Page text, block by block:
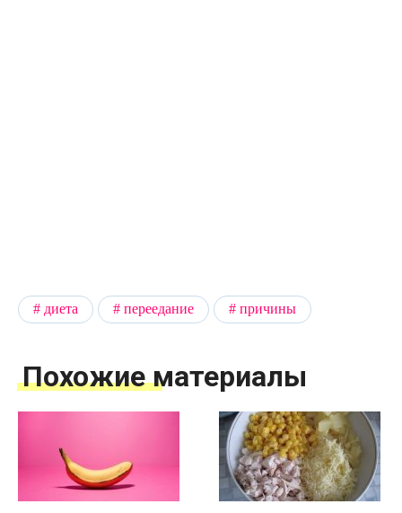
диета переедание причины
Похожие материалы